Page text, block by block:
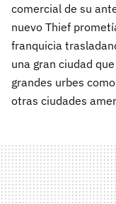
comercial de su
nuevo Thief
franquicia
una gran ciudad
grandes urbes
otras ciudades